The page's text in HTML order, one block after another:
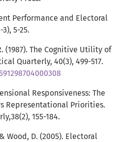
Performance and Electoral
5-25.
(1987). The Cognitive Utility of
Quarterly, 40(3), 499-517.
Responsiveness: The
Representational Priorities.
155-184.
Wood, D. (2005). Electoral